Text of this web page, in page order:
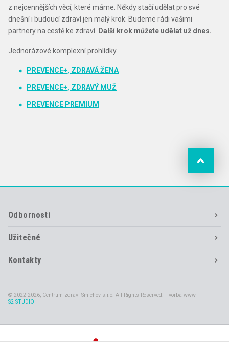
z nejcennějších věcí, které máme. Někdy stačí udělat pro své
dnešní i budoucí zdraví jen malý krok. Budeme rádi vašimi
partnery na cestě ke zdraví. Další krok můžete udělat už dnes.
Jednorázové komplexní prohlídky
PREVENCE+, ZDRAVÁ ŽENA
PREVENCE+, ZDRAVÝ MUŽ
PREVENCE PREMIUM
Odbornosti
Užitečné
Kontakty
© 2022-2026, Centrum zdraví Smíchov s.r.o. All Rights Reserved. Tvorba www
S2 STUDIO